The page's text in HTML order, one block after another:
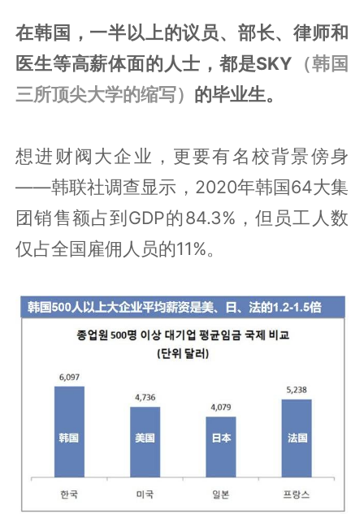
在韩国，一半以上的议员、部长、律师和
医生等高薪体面的人士，都是SKY （韩国
三所顶尖大学的缩写） 的毕业生。
想进财阀大企业，更要有名校背景傍身
——韩联社调查显示，2020年韩国64大集
团销售额占到GDP的84.3%，但员工人数
仅占全国雇佣人员的11%。